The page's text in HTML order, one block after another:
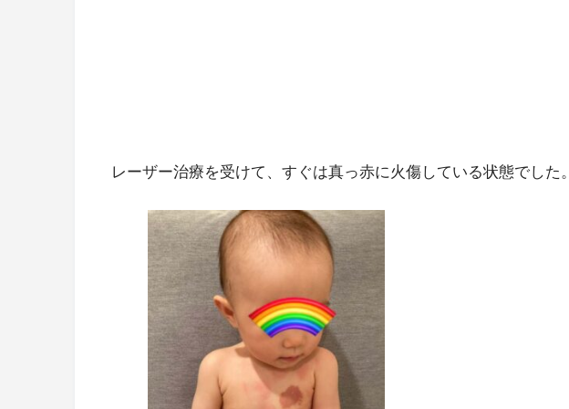
レーザー治療を受けて、すぐは真っ赤に火傷している状態でした。